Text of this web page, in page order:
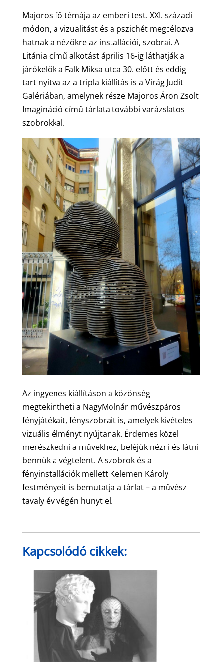
Majoros fő témája az emberi test. XXI. századi
módon, a vizualitást és a pszichét megcélozva
hatnak a nézőkre az installációi, szobrai. A
Litánia című alkotást április 16-ig láthatják a
járókelők a Falk Miksa utca 30. előtt és eddig
tart nyitva az a tripla kiállítás is a Virág Judit
Galériában, amelynek része Majoros Áron Zsolt
Imagináció című tárlata további varázslatos
szobrokkal.
Az ingyenes kiállításon a közönség
megtekintheti a NagyMolnár művészpáros
fényjátékait, fényszobrait is, amelyek kivételes
vizuális élményt nyújtanak. Érdemes közel
merészkedni a művekhez, beléjük nézni és látni
bennük a végtelent. A szobrok és a
fényinstallációk mellett Kelemen Károly
festményeit is bemutatja a tárlat – a művész
tavaly év végén hunyt el.
Kapcsolódó cikkek: